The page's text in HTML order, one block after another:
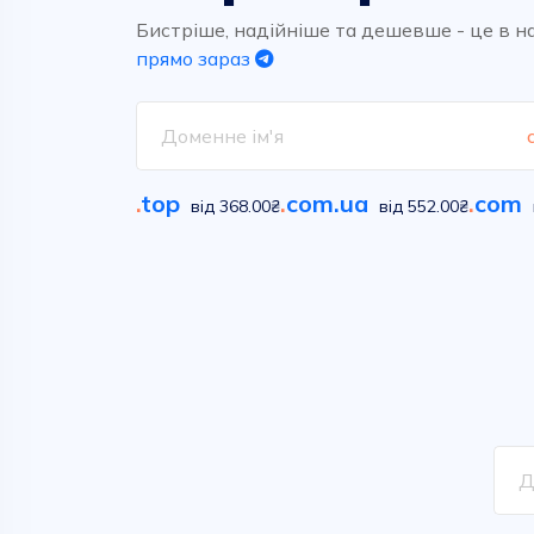
Бистріше, надійніше та дешевше - це в
прямо зараз
.top від 368.00₴.com.ua від 552.00₴.com
Обирайте вільні імена у
сотнях класичних та новітніх
домених зон